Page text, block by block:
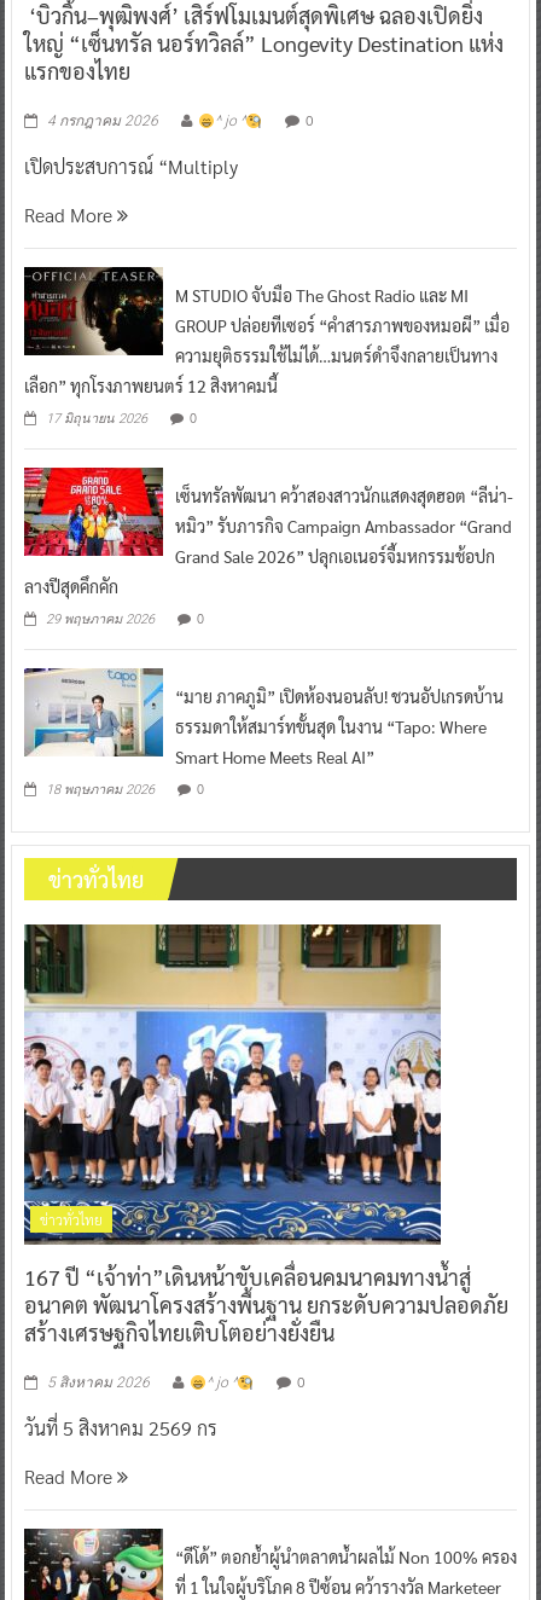
‘บิวกิ้น–พุฒิพงศ์’ เสิร์ฟโมเมนต์สุดพิเศษ ฉลองเปิดยิ่ง
ใหญ่ “เซ็นทรัล นอร์ทวิลล์” Longevity Destination แห่ง
แรกของไทย
4 กรกฎาคม 2026 ^ jo ^ 0
เปิดประสบการณ์ “Multiply
Read More
M STUDIO จับมือ The Ghost Radio และ MI
GROUP ปล่อยทีเซอร์ “คำสารภาพของหมอผี” เมื่อ
ความยุติธรรมใช้ไม่ได้…มนตร์ดำจึงกลายเป็นทาง
เลือก” ทุกโรงภาพยนตร์ 12 สิงหาคมนี้
17 มิถุนายน 2026 0
เซ็นทรัลพัฒนา คว้าสองสาวนักแสดงสุดฮอต “ลีน่า-
หมิว” รับภารกิจ Campaign Ambassador “Grand
Grand Sale 2026” ปลุกเอเนอร์จี้มหกรรมช้อปก
ลางปีสุดคึกคัก
29 พฤษภาคม 2026 0
“มาย ภาคภูมิ” เปิดห้องนอนลับ! ชวนอัปเกรดบ้าน
ธรรมดาให้สมาร์ทขั้นสุด ในงาน “Tapo: Where
Smart Home Meets Real AI”
18 พฤษภาคม 2026 0
ข่าวทั่วไทย
ข่าวทั่วไทย
167 ปี “เจ้าท่า”เดินหน้าขับเคลื่อนคมนาคมทางน้ำสู่
อนาคต พัฒนาโครงสร้างพื้นฐาน ยกระดับความปลอดภัย
สร้างเศรษฐกิจไทยเติบโตอย่างยั่งยืน
5 สิงหาคม 2026 ^ jo ^ 0
วันที่ 5 สิงหาคม 2569 กร
Read More
“ดีโด้” ตอกย้ำผู้นำตลาดน้ำผลไม้ Non 100% ครอง
ที่ 1 ในใจผู้บริโภค 8 ปีซ้อน คว้ารางวัล Marketeer